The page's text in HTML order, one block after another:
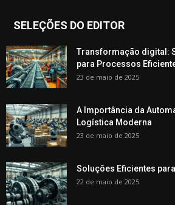
SELEÇÕES DO EDITOR
Transformação digital:
para Processos
23 de maio de 2025
A Importância da
Logística Moderna
23 de maio de 2025
Soluções Eficientes
22 de maio de 2025